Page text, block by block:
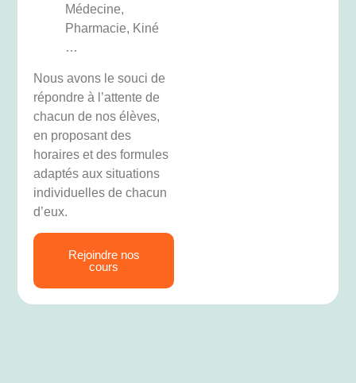
Médecine,
Pharmacie, Kiné
…
Nous avons le souci de
répondre à l’attente de
chacun de nos élèves,
en proposant des
horaires et des formules
adaptés aux situations
individuelles de chacun
d’eux.
Rejoindre nos
cours